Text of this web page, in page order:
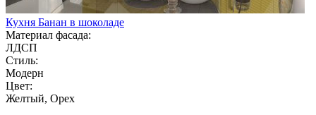
Кухня Банан в шоколаде
Материал фасада:
ЛДСП
Стиль:
Модерн
Цвет:
Желтый, Орех